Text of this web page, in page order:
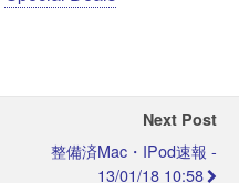
Next Post
整備済Mac・iPod速報 -
13/01/18 10:58